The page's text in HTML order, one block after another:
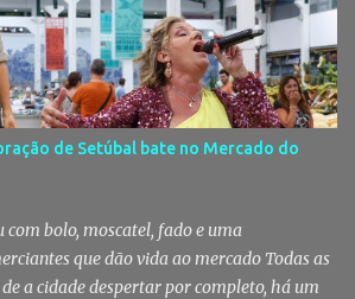
a proteção animal e o apoio às
maior vulnerabilidade. Cuidados de saúde
de utentes do CAES A Câmara Municipal
unanimidade, na reunião de 22 de Julho,
de colaboração com a União
da Conceição, destinado a assegurar
básica aos animais de companhia dos
de Emergência Social (CAES 2.0).
de Setúbal bate no Mercado do
bolo, moscatel, fado e uma
que dão vida ao mercado Todas as
a cidade despertar por completo, há um